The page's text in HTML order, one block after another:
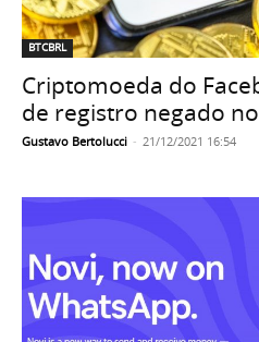
BTCBRL
Criptomoeda do
de registro negado
Gustavo Bertolucci - 21/12/2021 16:54